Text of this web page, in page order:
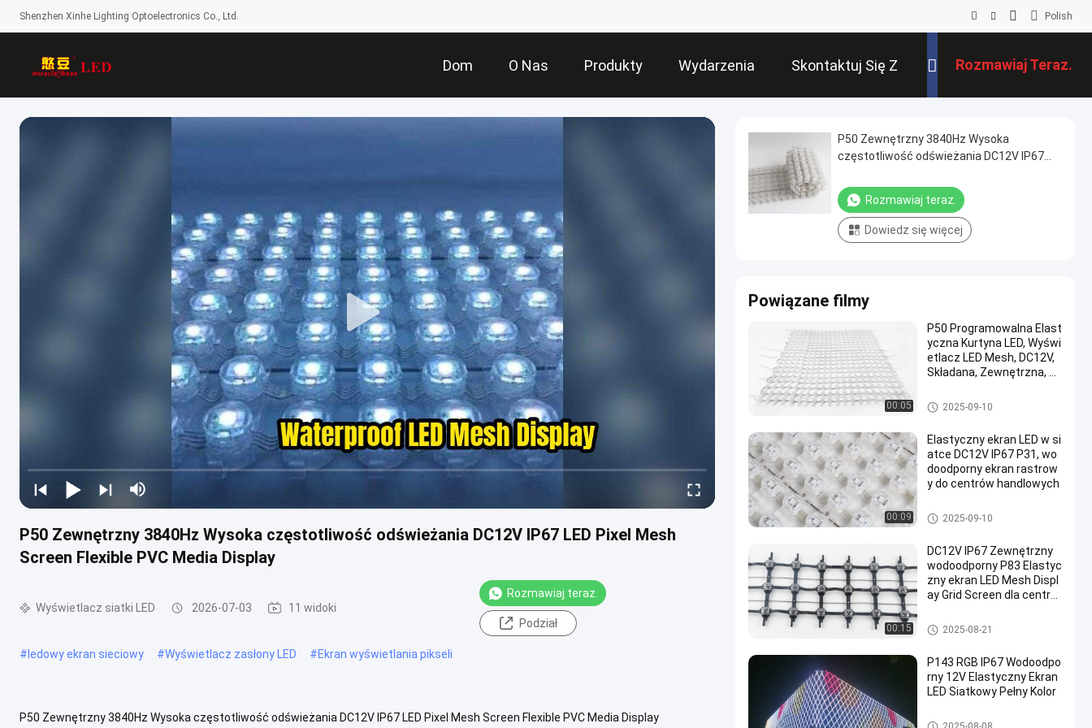
Shenzhen Xinhe Lighting Optoelectronics Co., Ltd. Polish
Dom O Nas Produkty Wydarzenia Skontaktuj Się Z
Nami
Rozmawiaj Teraz.
P50 Zewnętrzny 3840Hz Wysoka częstotliwość odświeżania DC12V IP67 LED Pixel Mesh
Screen Flexible PVC Media Display
Wyświetlacz siatki LED 2026-07-03 11 widoki
Rozmawiaj teraz.
Podział
#ledowy ekran sieciowy #Wyświetlacz zasłony LED #Ekran wyświetlania pikseli
P50 Zewnętrzny 3840Hz Wysoka częstotliwość odświeżania DC12V IP67 LED Pixel Mesh Screen Flexible PVC Media Display
P50 Zewnętrzny 3840Hz Wysoka
częstotliwość odświeżania DC12V IP67
Display
Rozmawiaj teraz.
Dowiedz się więcej
Powiązane filmy
00:05
P50 Programowalna Elast
yczna Kurtyna LED, Wyświ
etlacz LED Mesh, DC12V,
Składana, Zewnętrzna, Ek
Ekran siatki LED
2025-09-10
00:09
Elastyczny ekran LED w si
atce DC12V IP67 P31, wo
doodporny ekran rastrow
y do centrów handlowych
Ekran siatki LED
2025-09-10
00:15
DC12V IP67 Zewnętrzny
wodoodporny P83 Elastyc
zny ekran LED Mesh Displ
ay Grid Screen dla centró
aliczne i krajobraz
Wyświetlacz siatki LED
2025-08-21
P143 RGB IP67 Wodoodpo
rny 12V Elastyczny Ekran
LED Siatkowy Pełny Kolor
Ekran siatki LED